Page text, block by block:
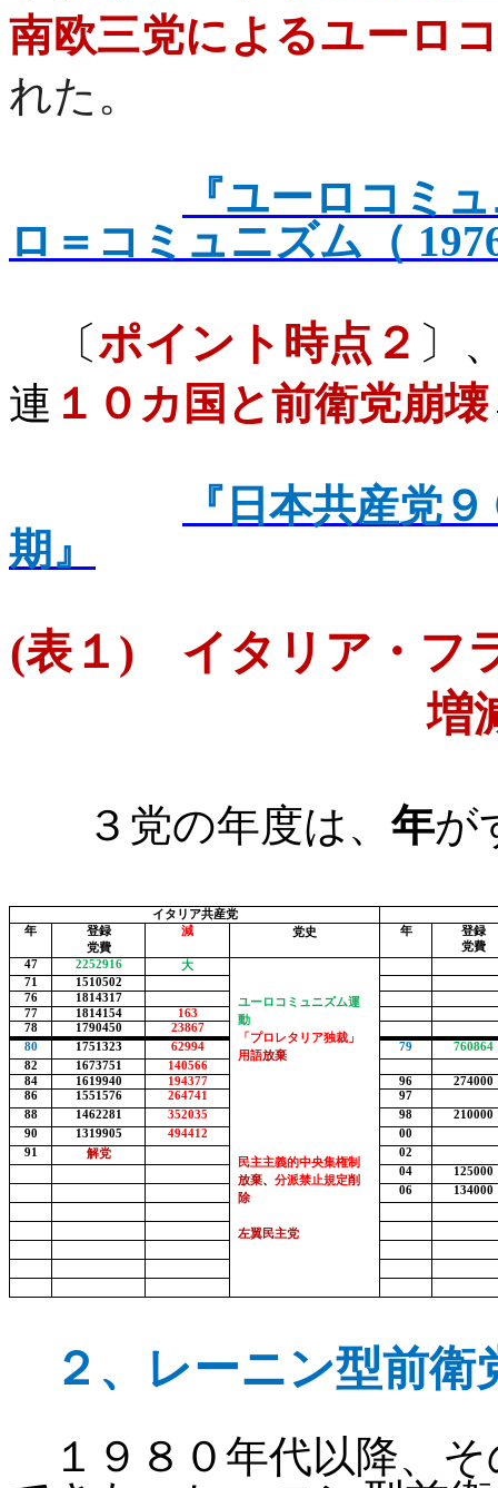
南欧三党によるユーロ
れた。
『ユーロコミ
ロ＝コミュニズム（
〔ポイント時点２ 〕
連 １０カ国と前衛党崩壊
『日本共産党
期』
(表１ )
イタリア・フ
増
３党の年度は、 年が
イタリア共産党
年
登録
党費
減 党史 年
登録
党費
47
2252916 大
ユーロコミュニズム運
動
「プロレタリア独裁」
用語放棄
民主主義的中央集権制
放棄、 分派禁止規定削
除
左翼民主党
71
1510502
76
1814317
77
1814154
163
78
1790450
23867
80
1751323 62994 79
760864
82
1673751
140566
84
1619940 194377 96
274000
86
1551576 264741
97
88
1462281 352035 98
210000
90
1319905 494412
00
91
解党
02
04
125000
06
134000
２、 レーニン型前衛
１９８０年代以降、そ